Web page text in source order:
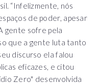
“Infelizmente, nós
de poder, apesar
gente sofre pela
que a gente luta tanto
discurso ela falou
eficazes, e citou
Zero" desenvolvida